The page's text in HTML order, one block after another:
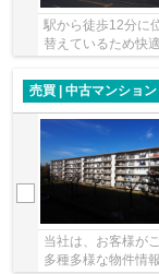
駅から徒歩12分に
替えているため快
売買 | 中古マンション
当社は、お客様が
多種多様な物件情